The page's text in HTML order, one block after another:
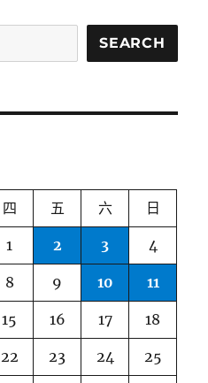
SEARCH
四 五 六 日
1 2 3 4
8 9 10 11
15 16 17 18
22 23 24 25